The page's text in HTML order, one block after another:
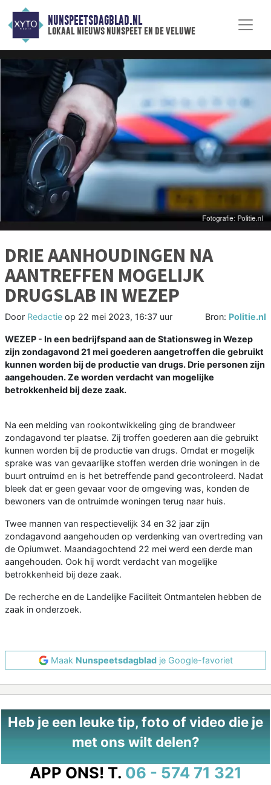
NUNSPEETSDAGBLAD.NL
lokaal nieuws nunspeet en de veluwe
DRIE AANHOUDINGEN NA
AANTREFFEN MOGELIJK
DRUGSLAB IN WEZEP
Door Redactie op 22 mei 2023, 16:37 uur Bron: Politie.nl
WEZEP - In een bedrijfspand aan de Stationsweg in Wezep
zijn zondagavond 21 mei goederen aangetroffen die gebruikt
kunnen worden bij de productie van drugs. Drie personen zijn
aangehouden. Ze worden verdacht van mogelijke
betrokkenheid bij deze zaak.
Na een melding van rookontwikkeling ging de brandweer
zondagavond ter plaatse. Zij troffen goederen aan die gebruikt
kunnen worden bij de productie van drugs. Omdat er mogelijk
sprake was van gevaarlijke stoffen werden drie woningen in de
buurt ontruimd en is het betreffende pand gecontroleerd. Nadat
bleek dat er geen gevaar voor de omgeving was, konden de
bewoners van de ontruimde woningen terug naar huis.
Twee mannen van respectievelijk 34 en 32 jaar zijn
zondagavond aangehouden op verdenking van overtreding van
de Opiumwet. Maandagochtend 22 mei werd een derde man
aangehouden. Ook hij wordt verdacht van mogelijke
betrokkenheid bij deze zaak.
De recherche en de Landelijke Faciliteit Ontmantelen hebben de
zaak in onderzoek.
Maak Nunspeetsdagbladje Google-favoriet
Heb je een leuke tip, foto of video die je
met ons wilt delen?
APP ONS! T. 06 - 574 71 321